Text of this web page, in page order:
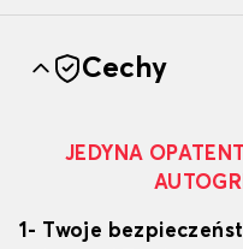
Cechy
JEDYNA
1- Twoje